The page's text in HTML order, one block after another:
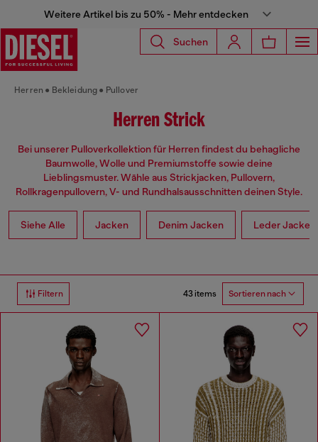
Weitere Artikel bis zu 50% - Mehr entdecken
Suchen
Herren Bekleidung Pullover
Herren Strick
Bei unserer Pulloverkollektion für Herren findest du behagliche
Baumwolle, Wolle und Premiumstoffe sowie deine
Lieblingsmuster. Wähle aus Strickjacken, Pullovern,
Rollkragenpullovern, V- und Rundhalsausschnitten deinen Style.
Siehe Alle Jacken Denim Jacken Leder Jacken
Filtern 43 items Sortieren nach